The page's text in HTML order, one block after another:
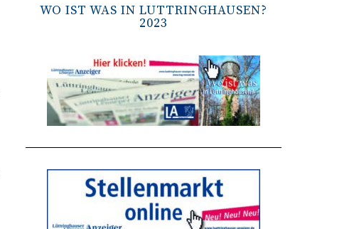
WO IST WAS IN LÜTTRINGHAUSEN?
2023